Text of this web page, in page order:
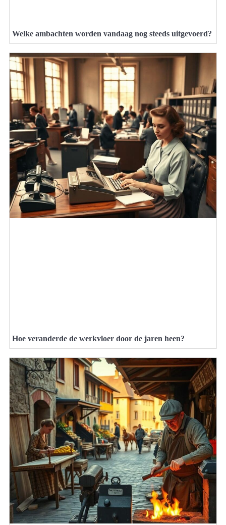
Welke ambachten worden vandaag nog steeds uitgevoerd?
Hoe veranderde de werkvloer door de jaren heen?